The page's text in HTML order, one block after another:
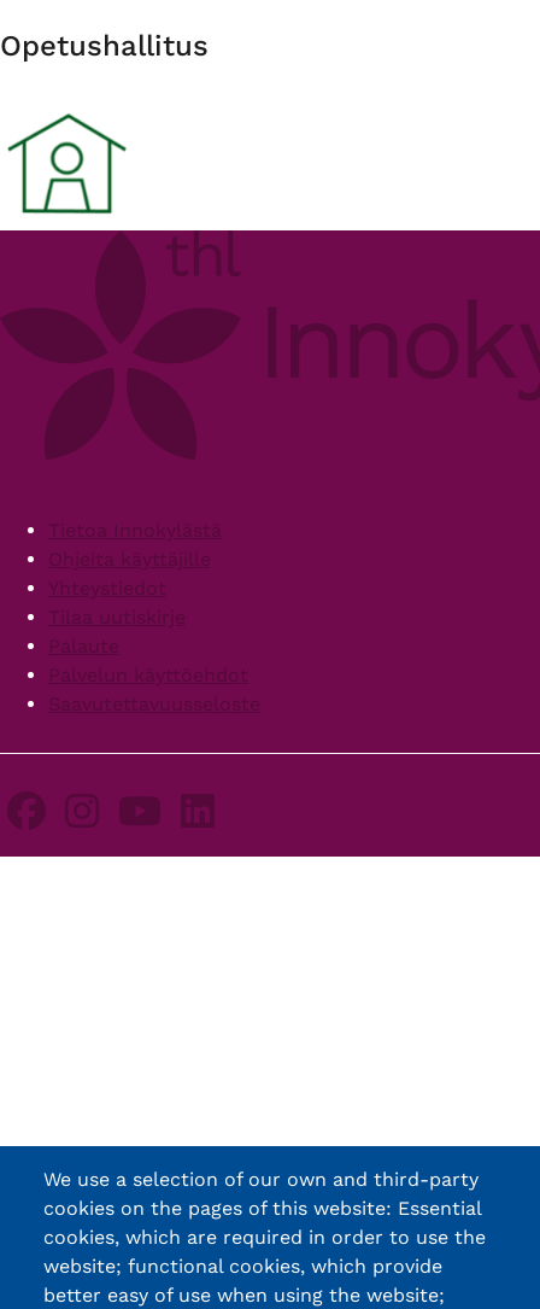
Organisation
Opetushallitus
FooterTietoa Innokylästä
Ohjeita käyttäjille
Yhteystiedot
Tilaa uutiskirje
Palaute
Palvelun käyttöehdot
Saavutettavuusseloste
We use a selection of our own and third-party
cookies on the pages of this website: Essential
cookies, which are required in order to use the
website; functional cookies, which provide
better easy of use when using the website;